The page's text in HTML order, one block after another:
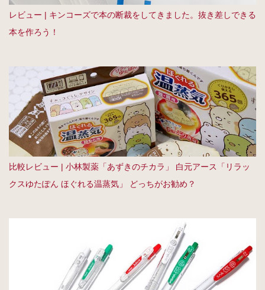
レビュー | キンコーズで本の断裁をしてきました。抜き差しできる
本を作ろう！
比較レビュー | 小林製薬「あずきのチカラ」 白元アース「リラッ
クスゆたぽん ほぐれる温蒸気」 どっちがお勧め？